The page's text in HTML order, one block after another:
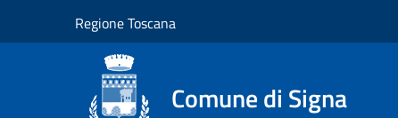
Regione Toscana
Comune di Signa